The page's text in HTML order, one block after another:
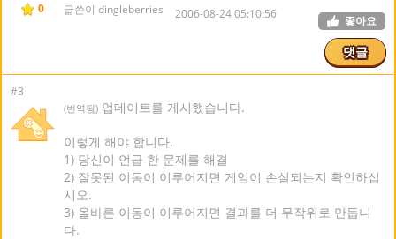
0 글쓴이 dingleberries 2006-08-24 05:10:56 좋아요
댓글
#3
(번역됨) 업데이트를 게시했습니다.
이렇게 해야 합니다.
1) 당신이 언급 한 문제를 해결
2) 잘못된 이동이 이루어지면 게임이 손실되는지 확인하십
시오.
3) 올바른 이동이 이루어지면 결과를 더 무작위로 만듭니
다.